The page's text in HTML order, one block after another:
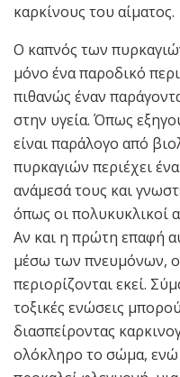
καρκίνους του αίματος.
Ο καπνός των
μόνο ένα παροδικό
πιθανώς έναν
στην υγεία. Όπως
είναι παράλογο από
πυρκαγιών περιέχει
ανάμεσά τους και
όπως οι πολυκυκλικοί
Αν και η πρώτη επαφή
μέσω των πνευμόνων,
περιορίζονται εκεί.
τοξικές ενώσεις
διασπείροντας
ολόκληρο το σώμα, ενώ